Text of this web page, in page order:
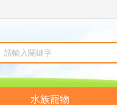
水族寵物